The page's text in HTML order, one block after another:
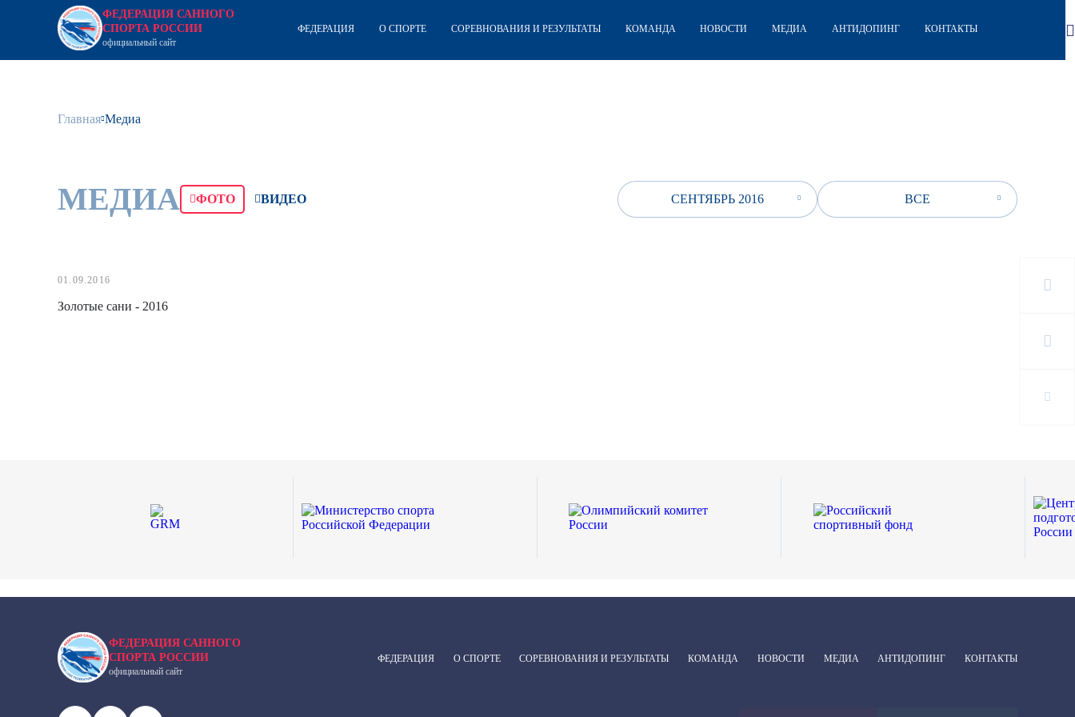
ФЕДЕРАЦИЯ САННОГО
СПОРТА РОССИИ
официальный сайт
ФЕДЕРАЦИЯ О СПОРТЕ СОРЕВНОВАНИЯ И РЕЗУЛЬТАТЫ КОМАНДА НОВОСТИ МЕДИА АНТИДОПИНГ КОНТАКТЫ
Главная Медиа
МЕДИА ФОТО ВИДЕО СЕНТЯБРЬ 2016 ВСЕ
01.09.2016
Золотые сани - 2016
ФЕДЕРАЦИЯ САННОГО
СПОРТА РОССИИ
официальный сайт
ФЕДЕРАЦИЯ О СПОРТЕ СОРЕВНОВАНИЯ И РЕЗУЛЬТАТЫ КОМАНДА НОВОСТИ МЕДИА АНТИДОПИНГ КОНТАКТЫ